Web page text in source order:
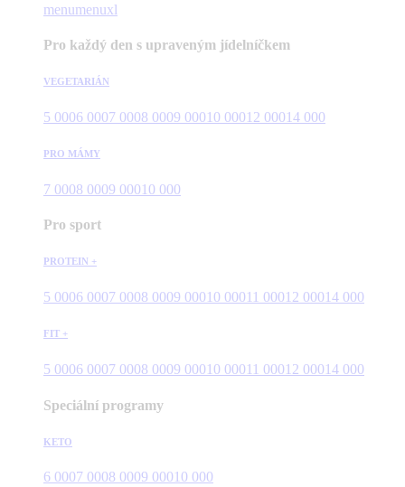
menumenuxl
Pro každý den s upraveným jídelníčkem
VEGETARIÁN
5 0006 0007 0008 0009 00010 00012 00014 000
PRO MÁMY
7 0008 0009 00010 000
Pro sport
PROTEIN +
5 0006 0007 0008 0009 00010 00011 00012 00014 000
FIT +
5 0006 0007 0008 0009 00010 00011 00012 00014 000
Speciální programy
KETO
6 0007 0008 0009 00010 000